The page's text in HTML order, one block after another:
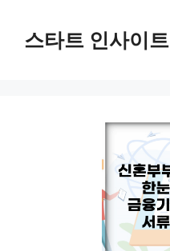
스타트 인사이트